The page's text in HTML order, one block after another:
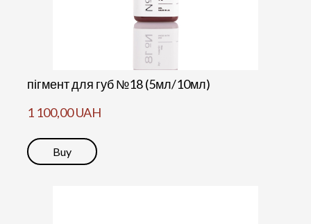
пігмент для губ №18 (5мл/10мл)
1 100,00 UAH
Buy